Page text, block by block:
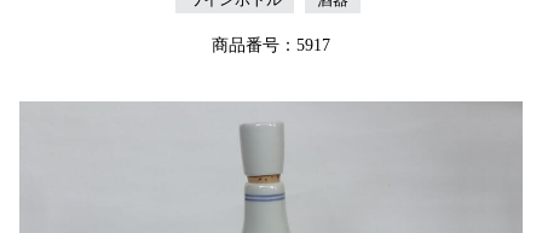
商品番号：5917